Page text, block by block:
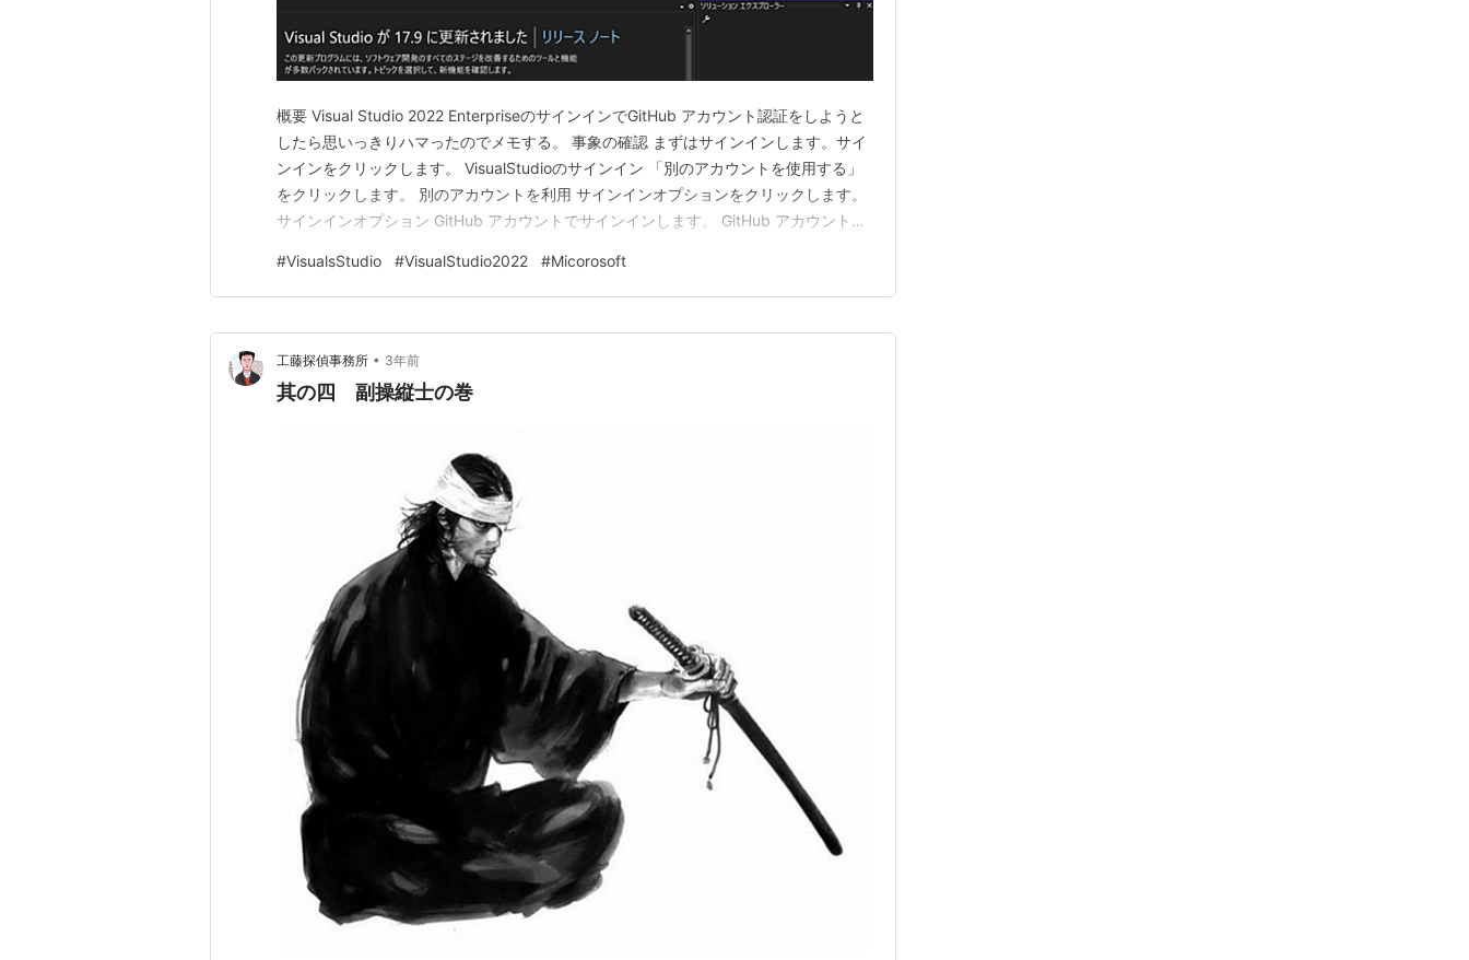
概要 Visual Studio 2022 EnterpriseのサインインでGitHub アカウント認証をしようと
したら思いっきりハマったのでメモする。 事象の確認 まずはサインインします。サイ
ンインをクリックします。 VisualStudioのサインイン 「別のアカウントを使用する」
をクリックします。 別のアカウントを利用 サインインオプションをクリックします。
サインインオプション GitHub アカウントでサインインします。 GitHub アカウントで
れます。 Script Err…
#VisualsStudio #VisualStudio2022 #Micorosoft
工藤探偵事務所 • 3年前
其の四 副操縦士の巻